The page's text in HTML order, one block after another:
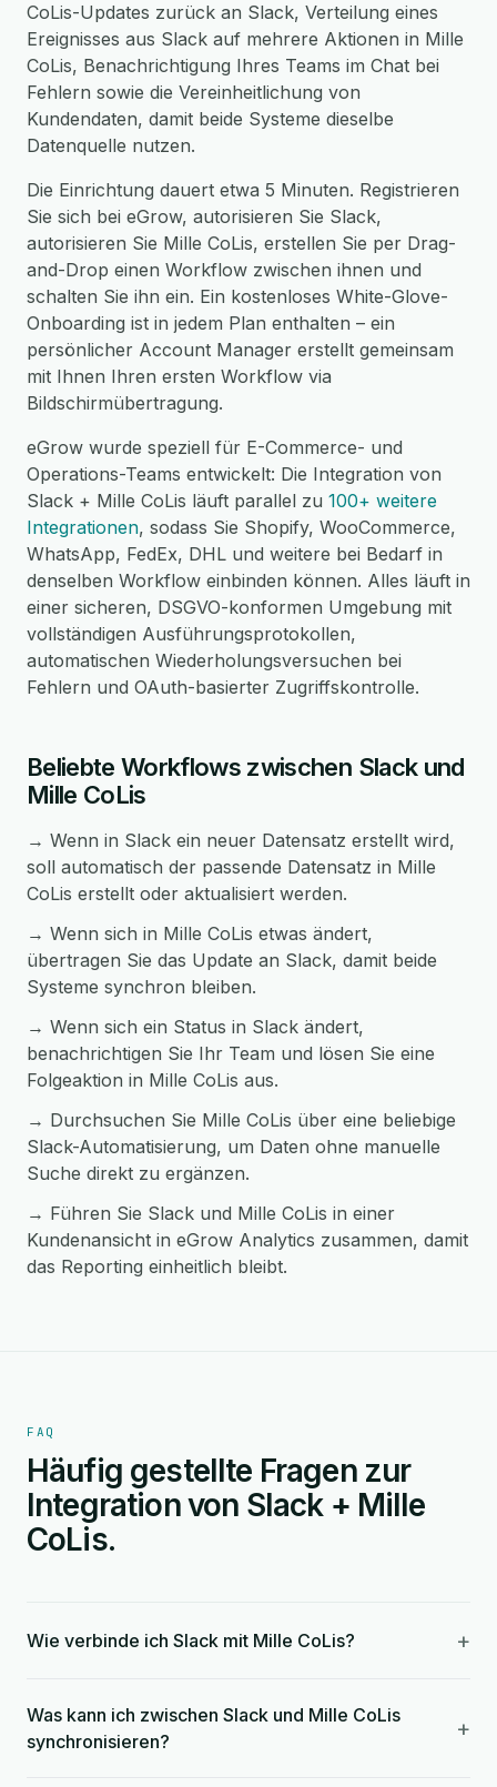
CoLis-Updates zurück an Slack, Verteilung eines
Ereignisses aus Slack auf mehrere Aktionen in Mille
CoLis, Benachrichtigung Ihres Teams im Chat bei
Fehlern sowie die Vereinheitlichung von
Kundendaten, damit beide Systeme dieselbe
Datenquelle nutzen.
Die Einrichtung dauert etwa 5 Minuten. Registrieren
Sie sich bei eGrow, autorisieren Sie Slack,
autorisieren Sie Mille CoLis, erstellen Sie per Drag-
and-Drop einen Workflow zwischen ihnen und
schalten Sie ihn ein. Ein kostenloses White-Glove-
Onboarding ist in jedem Plan enthalten – ein
persönlicher Account Manager erstellt gemeinsam
mit Ihnen Ihren ersten Workflow via
Bildschirmübertragung.
eGrow wurde speziell für E-Commerce- und
Operations-Teams entwickelt: Die Integration von
Slack + Mille CoLis läuft parallel zu 100+ weitere
Integrationen, sodass Sie Shopify, WooCommerce,
WhatsApp, FedEx, DHL und weitere bei Bedarf in
denselben Workflow einbinden können. Alles läuft in
einer sicheren, DSGVO-konformen Umgebung mit
vollständigen Ausführungsprotokollen,
automatischen Wiederholungsversuchen bei
Fehlern und OAuth-basierter Zugriffskontrolle.
Beliebte Workflows zwischen Slack und
Mille CoLis
→ Wenn in Slack ein neuer Datensatz erstellt wird,
soll automatisch der passende Datensatz in Mille
CoLis erstellt oder aktualisiert werden.
→ Wenn sich in Mille CoLis etwas ändert,
übertragen Sie das Update an Slack, damit beide
Systeme synchron bleiben.
→ Wenn sich ein Status in Slack ändert,
benachrichtigen Sie Ihr Team und lösen Sie eine
Folgeaktion in Mille CoLis aus.
→ Durchsuchen Sie Mille CoLis über eine beliebige
Slack-Automatisierung, um Daten ohne manuelle
Suche direkt zu ergänzen.
→ Führen Sie Slack und Mille CoLis in einer
Kundenansicht in eGrow Analytics zusammen, damit
das Reporting einheitlich bleibt.
FAQ
Häufig gestellte Fragen zur
Integration von Slack + Mille
CoLis.
Wie verbinde ich Slack mit Mille CoLis? +
Was kann ich zwischen Slack und Mille CoLis
synchronisieren?
+